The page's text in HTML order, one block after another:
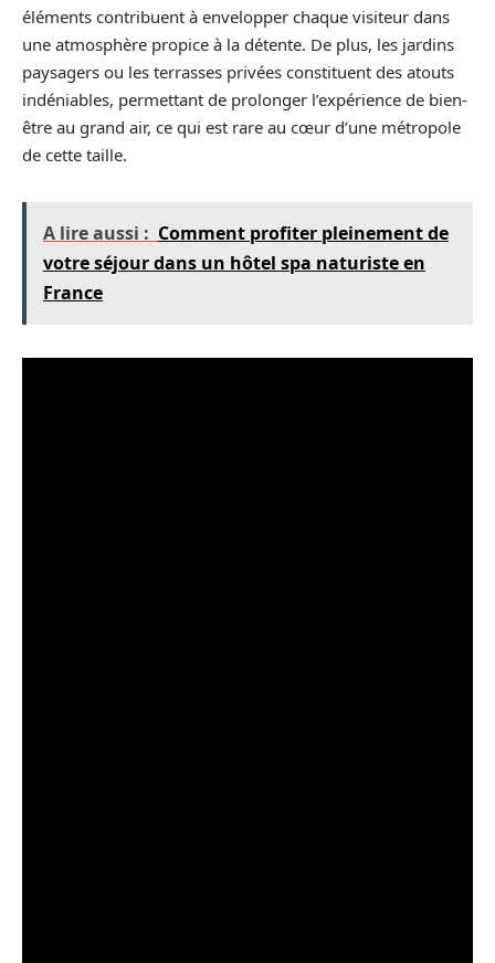
éléments contribuent à envelopper chaque visiteur dans
une atmosphère propice à la détente. De plus, les jardins
paysagers ou les terrasses privées constituent des atouts
indéniables, permettant de prolonger l’expérience de bien-
être au grand air, ce qui est rare au cœur d’une métropole
de cette taille.
A lire aussi : Comment profiter pleinement de
votre séjour dans un hôtel spa naturiste en
France